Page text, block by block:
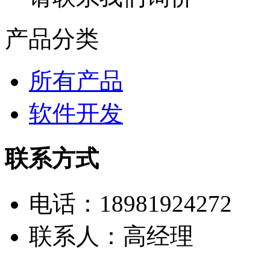
产品分类
所有产品
软件开发
联系方式
电话：18981924272
联系人：高经理